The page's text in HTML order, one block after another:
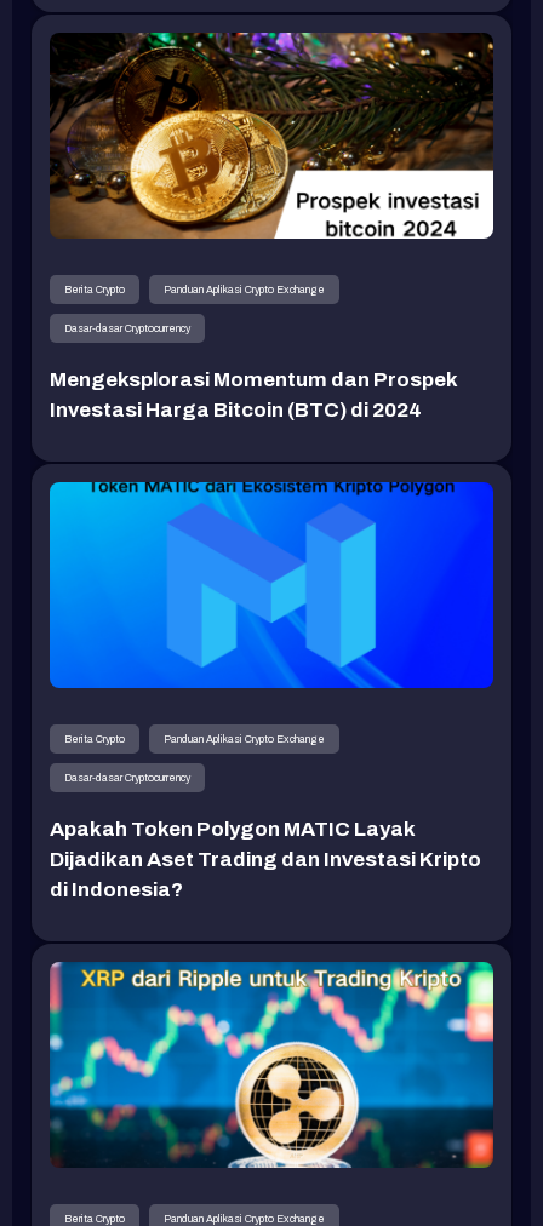
Berita Crypto Panduan Aplikasi Crypto Exchange
Dasar-dasar Cryptocurrency
Mengeksplorasi Momentum dan Prospek
Investasi Harga Bitcoin (BTC) di 2024
Berita Crypto Panduan Aplikasi Crypto Exchange
Dasar-dasar Cryptocurrency
Apakah Token Polygon MATIC Layak
Dijadikan Aset Trading dan Investasi Kripto
di Indonesia?
Berita Crypto Panduan Aplikasi Crypto Exchange